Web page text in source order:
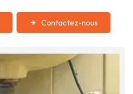
Contactez-nous